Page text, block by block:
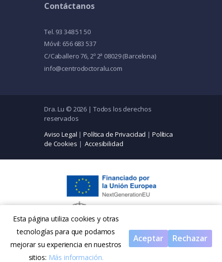
Contáctanos
Tel. 93 348 51 50
Móvil: 656 683 537
C/Caballero 76, 2º 2ª 08029 (Barcelona)
info@centrodoctoralu.com
Dra. Lu © 2026 | Todos los derechos
reservados
Aviso Legal |Política de Privacidad | Política
de Cookies |Accesibilidad
Esta página utiliza cookies y otras
tecnologías para que podamos
mejorar su experiencia en nuestros
sitios: Más información.
Aceptar Rechazar